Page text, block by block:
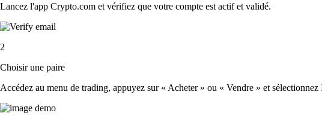
Lancez l'app Crypto.com et vérifiez que votre compte est actif et validé.
2
Choisir une paire
Accédez au menu de trading, appuyez sur « Acheter » ou « Vendre » et